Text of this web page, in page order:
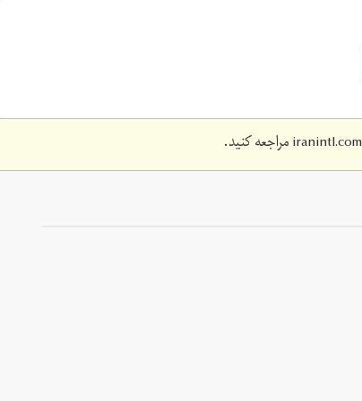
iranintl.comمراجعه کنید.